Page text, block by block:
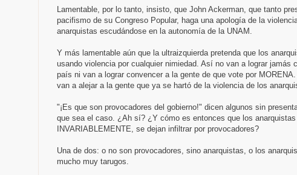
Lamentable, por lo tanto, insisto, que John Ackerman, que tanto
pacifismo de su Congreso Popular, haga una apología de la
anarquistas escudándose en la autonomía de la UNAM.
Y más lamentable aún que la ultraizquierda pretenda que los
usando violencia por cualquier nimiedad. Así no van a lograr jamás
país ni van a lograr convencer a la gente de que vote por
van a alejar a la gente que ya se hartó de la violencia de los
"¡Es que son provocadores del gobierno!" dicen algunos sin
que sea el caso. ¿Ah sí? ¿Y cómo es entonces que los anarquistas
INVARIABLEMENTE, se dejan infiltrar por provocadores?
Una de dos: o no son provocadores, sino anarquistas, o los
mucho muy tarugos.